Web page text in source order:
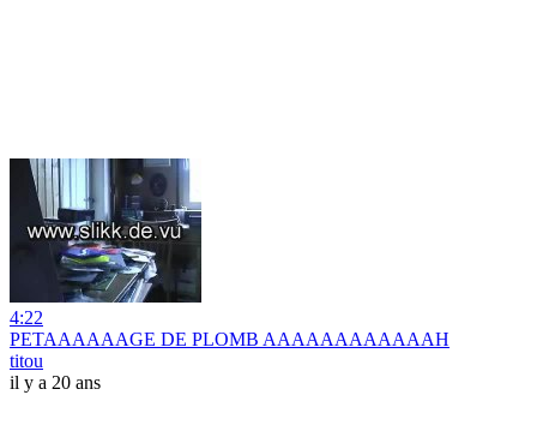
4:22
PETAAAAAAGE DE PLOMB AAAAAAAAAAAAH
titou
il y a 20 ans